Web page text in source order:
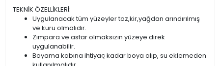
TEKNİK ÖZELLİKLERİ:
Uygulanacak tüm yüzeyler toz,kir,yağdan arındırılmış
ve kuru olmalıdır.
Zımpara ve astar olmaksızın yüzeye direk
uygulanabilir.
Boyama kabına ihtiyaç kadar boya alıp, su eklemeden